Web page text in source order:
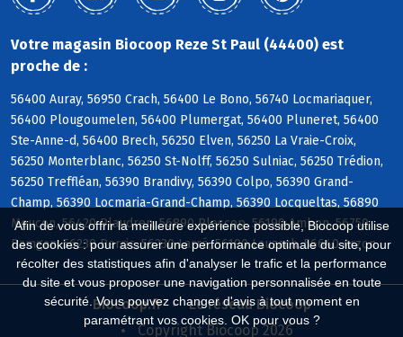
Afin de vous offrir la meilleure expérience possible, Biocoop utilise
des cookies : pour assurer une performance optimale du site, pour
récolter des statistiques afin d'analyser le trafic et la performance
du site et vous proposer une navigation personnalisée en toute
sécurité. Vous pouvez changer d'avis à tout moment en
paramétrant vos cookies. OK pour vous ?
Votre magasin Biocoop Reze St Paul (44400) est
proche de :
56400 Auray, 56950 Crach, 56400 Le Bono, 56740 Locmariaquer,
56400 Plougoumelen, 56400 Plumergat, 56400 Pluneret, 56400
Ste-Anne-d, 56400 Brech, 56250 Elven, 56250 La Vraie-Croix,
56250 Monterblanc, 56250 St-Nolff, 56250 Sulniac, 56250 Trédion,
56250 Treffléan, 56390 Brandivy, 56390 Colpo, 56390 Grand-
Champ, 56390 Locmaria-Grand-Champ, 56390 Locqueltas, 56890
Meucon, 56420 Plaudren, 56890 Plescop, 56190 Ambon, 56750
Damgan, 56230 Berric, 56230 Larré, 56190 Lauzach, 56640 Arzon
Biocoop.fr
Le réseau Biocoop
Copyright Biocoop 2026